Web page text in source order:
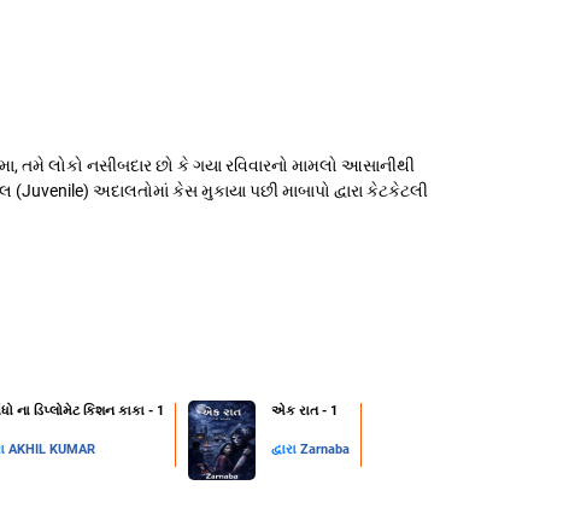
લોકો નસીબદાર છો કે ગયા રવિવારનો મામલો આસાનીથી
અદાલતોમાં કેસ મુકાયા પછી માબાપો દ્વારા કેટકેટલી
ના ડિપ્લોમેટ કિશન કાકા - 1
AKHIL KUMAR
એક રાત - 1
દ્વારા Zarnaba